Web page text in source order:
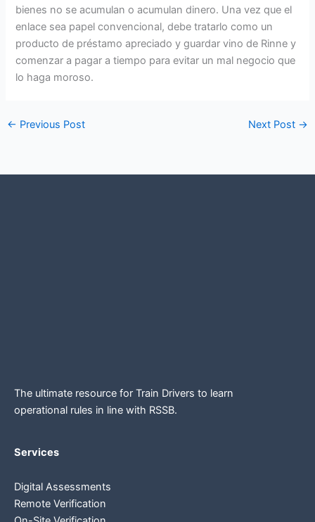
bienes no se acumulan o acumulan dinero. Una vez que el
enlace sea papel convencional, debe tratarlo como un
producto de préstamo apreciado y guardar vino de Rinne y
comenzar a pagar a tiempo para evitar un mal negocio que
lo haga moroso.
← Previous Post Next Post →
The ultimate resource for Train Drivers to learn
operational rules in line with RSSB.
Services
Digital Assessments
Remote Verification